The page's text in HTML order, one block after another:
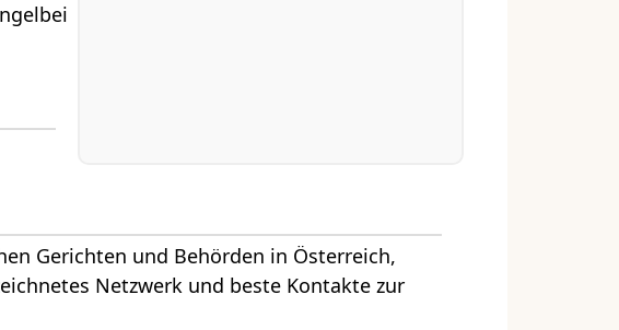
Gerichten und Behörden in Österreich,
Netzwerk und beste Kontakte zur